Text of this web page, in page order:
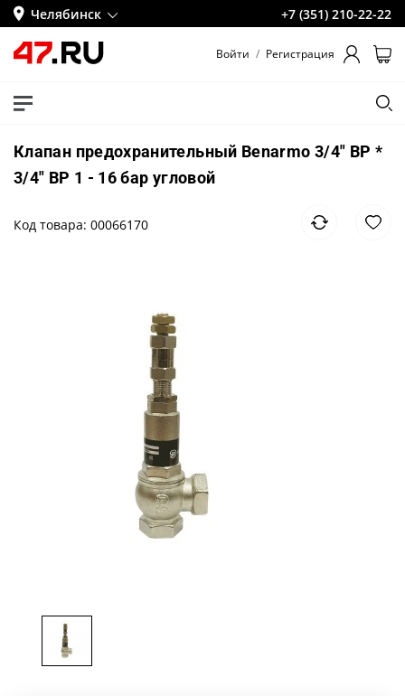
Челябинск +7 (351) 210-22-22
Войти / Регистрация
Клапан предохранительный Benarmo 3/4" ВР *
3/4" ВР 1 - 16 бар угловой
Код товара: 00066170